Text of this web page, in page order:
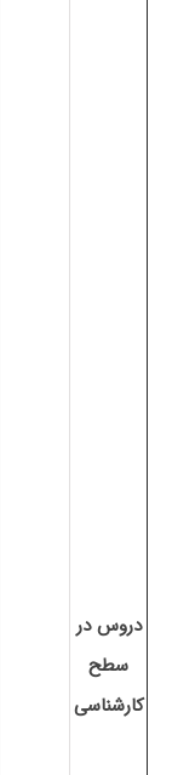
دروس در
سطح
کارشناسی